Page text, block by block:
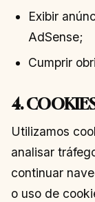
Exibir
AdSense;
Cumprir
4.
Utilizamos
analisar
continuar
o uso de